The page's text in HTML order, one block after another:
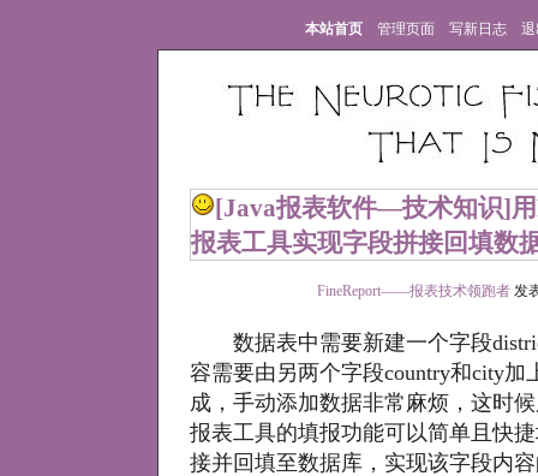
本站首页 管理页面 写新日志 退
[Java报表软件—技术知识]
报表工具实现字段拼接回填数
FineReport——报表技术领跑者发
数据表中需要新建一个字段
容需要由另两个字段country和city加
成，手动添加数据非常麻烦，这时候
报表工具的填报功能可以简单且快
接并回填至数据库，实现该字段内